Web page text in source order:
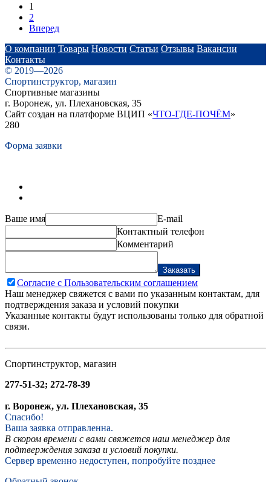
1
2
Вперед
О компании Товары Новости Статьи Отзывы Вакансии
Контакты
© 2019—2026
Спортинструктор, магазин
Спортивные магазины
г. Воронеж, ул. Плехановская, 35
Сайт создан на платформе ВЦИП «ЧТО-ГДЕ-ПОЧЁМ»
280
Форма заявки
Ваше имя
E-mail
Контактный телефон
Комментарий
Заказать
Согласие с Пользовательским соглашением
Наш менеджер свяжется с вами по указанным контактам, для
подтверждения заказа и условий покупки
Указанные контакты будут использованы только для обратной
связи.
Спортинструктор, магазин
277-51-32; 272-78-39
г. Воронеж, ул. Плехановская, 35
Спасибо!
Ваша заявка отправленна.
В скором времени с вами свяжется наш менеджер для
подтверждения заказа и условий покупки.
Сервер временно недоступен, попробуйте позднее